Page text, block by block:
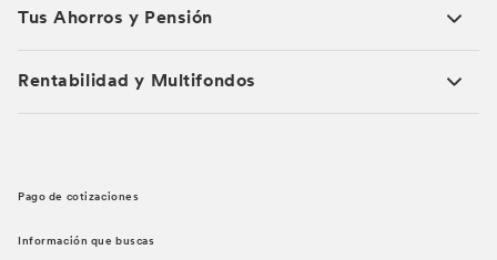
Tus Ahorros y Pensión
Rentabilidad y Multifondos
Pago de cotizaciones
Información que buscas